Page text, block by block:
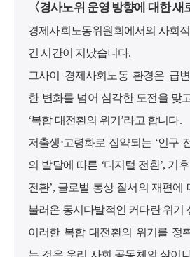
〈경사노위 운영 방향에 대한 새
경제사회노동위원회에서의 사회
긴 시간이 지났습니다.
그사이 경제사회노동 환경은 급
한 변화를 넘어 심각한 도전을 맞
‘복합 대전환의 위기’라고 합니다.
저출생⋅고령화로 집약되는 ‘인구
의 발달에 따른 ‘디지털 전환’, 기
전환’, 글로벌 통상 질서의 재편에
불러온 동시다발적인 커다란 위기
이러한 복합 대전환의 위기를 정
는 것은 우리 사회 공동체의 삶이